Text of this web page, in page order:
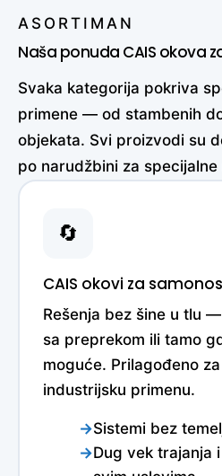
ASORTIMAN
Naša ponuda CAIS okova
Svaka kategorija pokriva
primene — od stambenih
objekata. Svi proizvodi su
po narudžbini za specijalne
🔄
CAIS okovi za
Rešenja bez šine u tlu
sa preprekom ili tamo
moguće. Prilagođeno
industrijsku primenu.
Sistemi bez
Dug vek trajanja